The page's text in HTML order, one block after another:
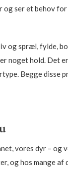
ser et behov for
og spræl, fylde,
noget hold. Det
Begge disse
vores dyr – og
og hos mange af